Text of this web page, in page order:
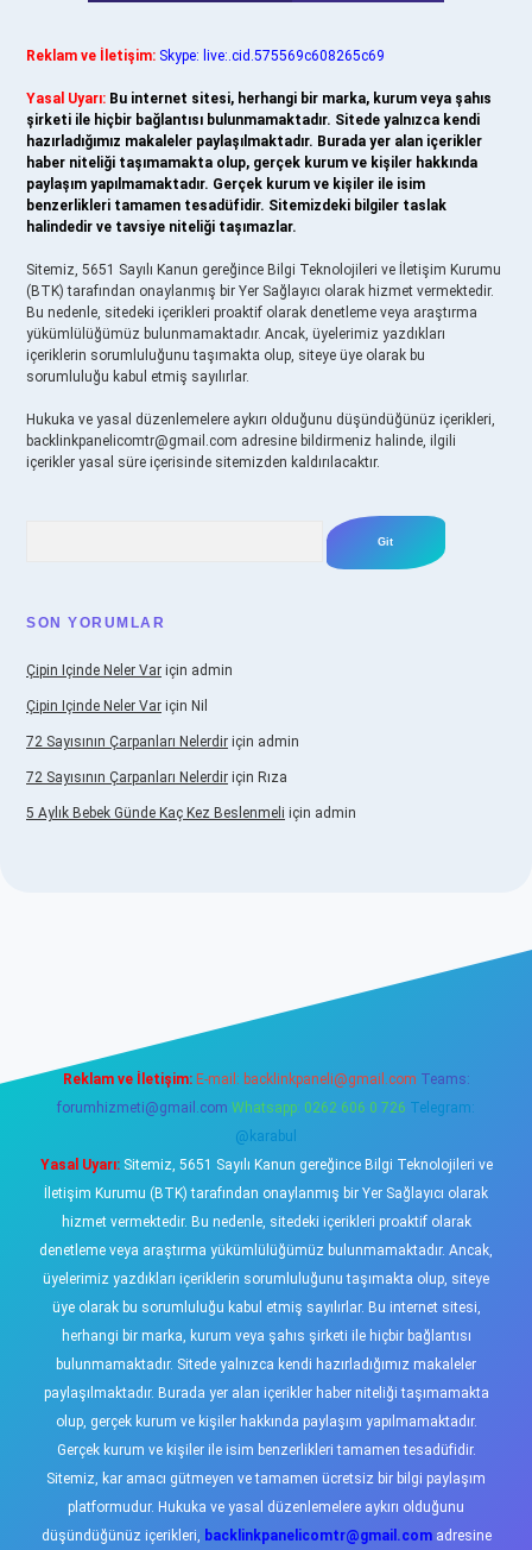
Reklam ve İletişim: Skype: live:.cid.575569c608265c69
Yasal Uyarı: Bu internet sitesi, herhangi bir marka, kurum veya şahıs
şirketi ile hiçbir bağlantısı bulunmamaktadır. Sitede yalnızca kendi
hazırladığımız makaleler paylaşılmaktadır. Burada yer alan içerikler
haber niteliği taşımamakta olup, gerçek kurum ve kişiler hakkında
paylaşım yapılmamaktadır. Gerçek kurum ve kişiler ile isim
benzerlikleri tamamen tesadüfidir. Sitemizdeki bilgiler taslak
halindedir ve tavsiye niteliği taşımazlar.
Sitemiz, 5651 Sayılı Kanun gereğince Bilgi Teknolojileri ve İletişim Kurumu
(BTK) tarafından onaylanmış bir Yer Sağlayıcı olarak hizmet vermektedir.
Bu nedenle, sitedeki içerikleri proaktif olarak denetleme veya araştırma
yükümlülüğümüz bulunmamaktadır. Ancak, üyelerimiz yazdıkları
içeriklerin sorumluluğunu taşımakta olup, siteye üye olarak bu
sorumluluğu kabul etmiş sayılırlar.
Hukuka ve yasal düzenlemelere aykırı olduğunu düşündüğünüz içerikleri,
backlinkpanelicomtr@gmail.com adresine bildirmeniz halinde, ilgili
içerikler yasal süre içerisinde sitemizden kaldırılacaktır.
SON YORUMLAR
Çipin Içinde Neler Var için admin
Çipin Içinde Neler Var için Nil
72 Sayısının Çarpanları Nelerdir için admin
72 Sayısının Çarpanları Nelerdir için Rıza
5 Aylık Bebek Günde Kaç Kez Beslenmeli için admin
Reklam ve İletişim: E-mail: backlinkpaneli@gmail.com Teams:
forumhizmeti@gmail.com Whatsapp: 0262 606 0 726 Telegram:
@karabul
Yasal Uyarı:Sitemiz, 5651 Sayılı Kanun gereğince Bilgi Teknolojileri ve
İletişim Kurumu (BTK) tarafından onaylanmış bir Yer Sağlayıcı olarak
hizmet vermektedir. Bu nedenle, sitedeki içerikleri proaktif olarak
denetleme veya araştırma yükümlülüğümüz bulunmamaktadır. Ancak,
üyelerimiz yazdıkları içeriklerin sorumluluğunu taşımakta olup, siteye
üye olarak bu sorumluluğu kabul etmiş sayılırlar. Bu internet sitesi,
herhangi bir marka, kurum veya şahıs şirketi ile hiçbir bağlantısı
bulunmamaktadır. Sitede yalnızca kendi hazırladığımız makaleler
paylaşılmaktadır. Burada yer alan içerikler haber niteliği taşımamakta
olup, gerçek kurum ve kişiler hakkında paylaşım yapılmamaktadır.
Gerçek kurum ve kişiler ile isim benzerlikleri tamamen tesadüfidir.
Sitemiz, kar amacı gütmeyen ve tamamen ücretsiz bir bilgi paylaşım
platformudur. Hukuka ve yasal düzenlemelere aykırı olduğunu
düşündüğünüz içerikleri, backlinkpanelicomtr@gmail.comadresine